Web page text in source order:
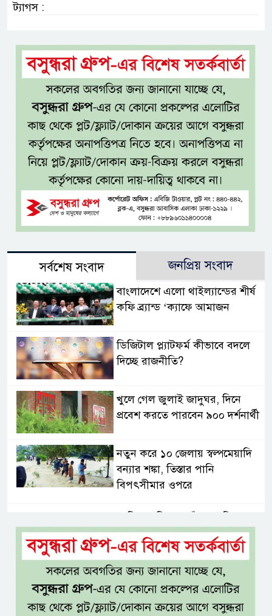
ট্যাগস :
সর্বশেষ সংবাদ জনপ্রিয় সংবাদ
বাংলাদেশে এলো থাইল্যান্ডের শীর্ষ
কফি ব্র্যান্ড ‘ক্যাফে আমাজন
ডিজিটাল প্ল্যাটফর্ম কীভাবে বদলে
দিচ্ছে রাজনীতি?
খুলে গেল জুলাই জাদুঘর, দিনে
প্রবেশ করতে পারবেন ৯০০ দর্শনার্থী
নতুন করে ১০ জেলায় স্বল্পমেয়াদি
বন্যার শঙ্কা, তিস্তার পানি
বিপৎসীমার ওপরে
দেশীয় মাছে মিলল মাইক্রোপ্লাস্টিক,
সবচেয়ে বেশি কই মাছে
সিলেটের সাবেক মন্ত্রী-এমপিদের
কেউ আত্মগোপনে, কেউ বিদেশে